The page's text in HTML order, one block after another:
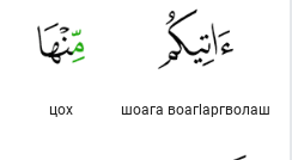
шоага воагlаргволаш
цох